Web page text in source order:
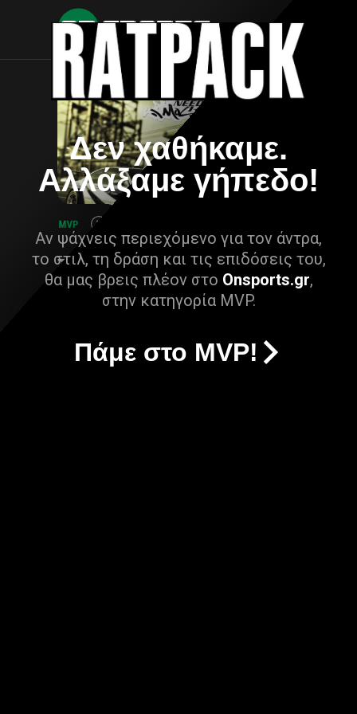
Δεν χαθήκαμε.
Αλλάξαμε γήπεδο!
Αν ψάχνεις περιεχόμενο για τον άντρα,
το στιλ, τη δράση και τις επιδόσεις του,
θα μας βρεις πλέον στο Onsports.gr,
στην κατηγορία MVP.
Πάμε στο MVP!